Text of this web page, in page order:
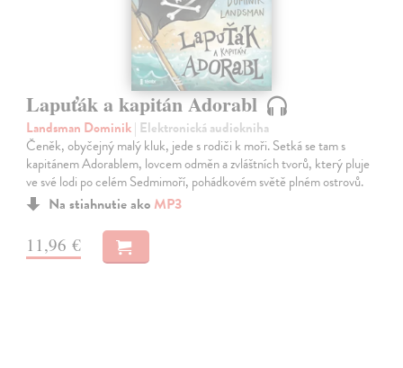
Lapuťák a kapitán Adorabl
Landsman Dominik| Elektronická audiokniha
Čeněk, obyčejný malý kluk, jede s rodiči k moři. Setká se tam s
kapitánem Adorablem, lovcem odměn a zvláštních tvorů, který pluje
ve své lodi po celém Sedmimoří, pohádkovém světě plném ostrovů.
Na stiahnutie ako MP3
11,96 €